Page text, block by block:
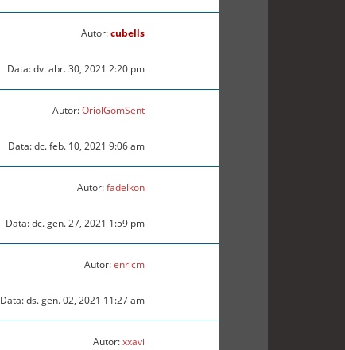
Autor:cubells
Data: dv. abr. 30, 2021 2:20 pm
Autor:OriolGomSent
Data: dc. feb. 10, 2021 9:06 am
Autor:fadelkon
Data: dc. gen. 27, 2021 1:59 pm
Autor:enricm
Data: ds. gen. 02, 2021 11:27 am
Autor:xxavi